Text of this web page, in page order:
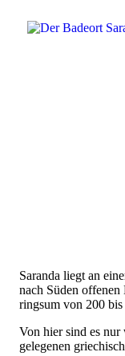
Saranda liegt an
nach Süden
ringsum von 200
Von hier sind es
gelegenen